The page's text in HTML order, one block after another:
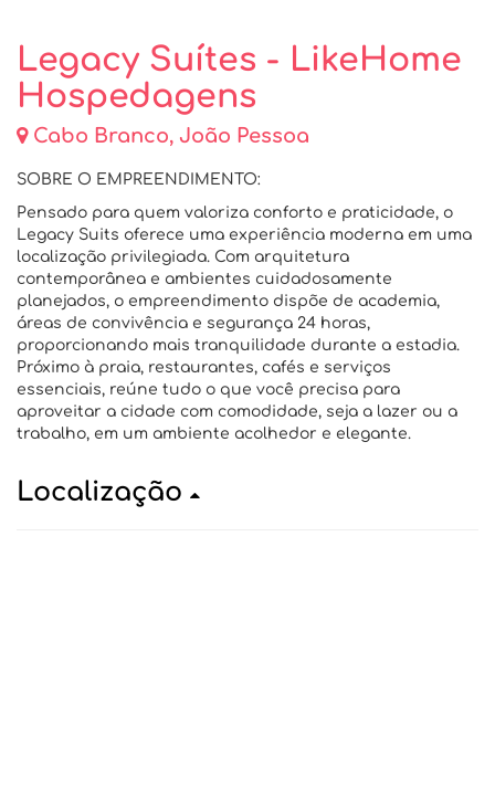
Legacy Suítes - LikeHome
Hospedagens
Cabo Branco, João Pessoa
SOBRE O EMPREENDIMENTO:
Pensado para quem valoriza conforto e praticidade, o
Legacy Suits oferece uma experiência moderna em uma
localização privilegiada. Com arquitetura
contemporânea e ambientes cuidadosamente
planejados, o empreendimento dispõe de academia,
áreas de convivência e segurança 24 horas,
proporcionando mais tranquilidade durante a estadia.
Próximo à praia, restaurantes, cafés e serviços
essenciais, reúne tudo o que você precisa para
aproveitar a cidade com comodidade, seja a lazer ou a
trabalho, em um ambiente acolhedor e elegante.
Localização